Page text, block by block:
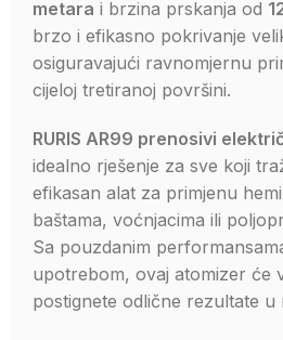
metara i brzina prskanja od
brzo i efikasno pokrivanje
osiguravajući ravnomjernu
cijeloj tretiranoj površini.
RURIS AR99 prenosivi
idealno rješenje za sve koji
efikasan alat za primjenu
baštama, voćnjacima ili
Sa pouzdanim
upotrebom, ovaj atomizer će
postignete odlične rezultate u